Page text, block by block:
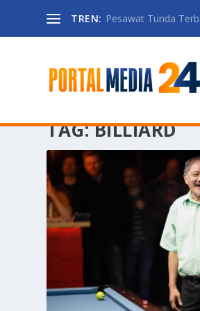
TREN: Pesawat Tunda
TAG:BILLIARD